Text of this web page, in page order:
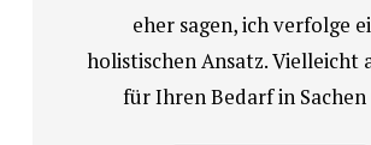
eher sagen, ich verfolge
holistischen Ansatz. Vielleicht
für Ihren Bedarf in Sachen